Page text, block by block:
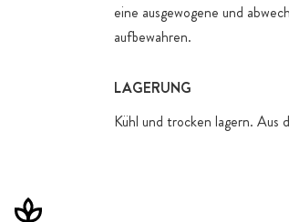
eine ausgewogene und
aufbewahren.
LAGERUNG
Kühl und trocken lagern.